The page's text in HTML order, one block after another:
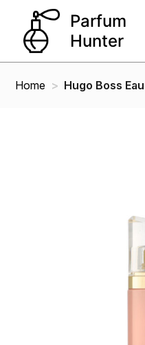
Home Hugo Boss